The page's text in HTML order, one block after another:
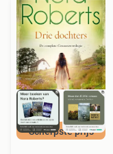
Scherpste prijs